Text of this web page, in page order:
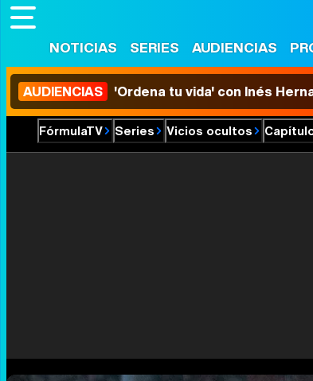
NOTICIAS SERIES AUDIENCIAS
AUDIENCIAS 'Ordena tu vida' con Inés
FórmulaTV Series Vicios ocultos